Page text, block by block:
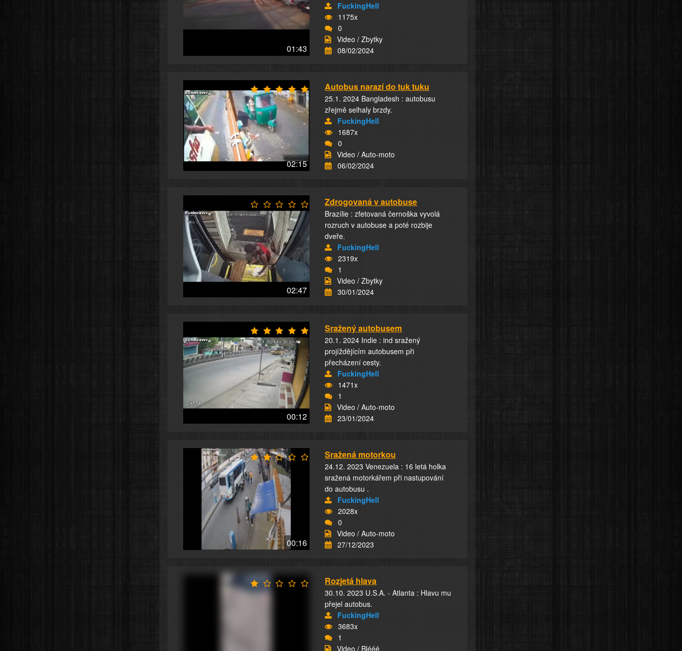
01:43
FuckingHell
1175x
0
Video / Zbytky
08/02/2024
02:15
Autobus narazí do tuk tuku
25.1. 2024 Bangladesh : autobusu
zřejmě selhaly brzdy.
FuckingHell
1687x
0
Video / Auto-moto
06/02/2024
02:47
Zdrogovaná v autobuse
Brazílie : zfetovaná černoška vyvolá
rozruch v autobuse a poté rozbije
dveře.
FuckingHell
2319x
1
Video / Zbytky
30/01/2024
00:12
Sražený autobusem
20.1. 2024 Indie : ind sražený
projíždějícím autobusem při
přecházení cesty.
FuckingHell
1471x
1
Video / Auto-moto
23/01/2024
00:16
Sražená motorkou
24.12. 2023 Venezuela : 16 letá holka
sražená motorkářem při nastupování
do autobusu .
FuckingHell
2028x
0
Video / Auto-moto
27/12/2023
Rozjetá hlava
30.10. 2023 U.S.A. - Atlanta : Hlavu mu
přejel autobus.
FuckingHell
3683x
1
Video / Blééé